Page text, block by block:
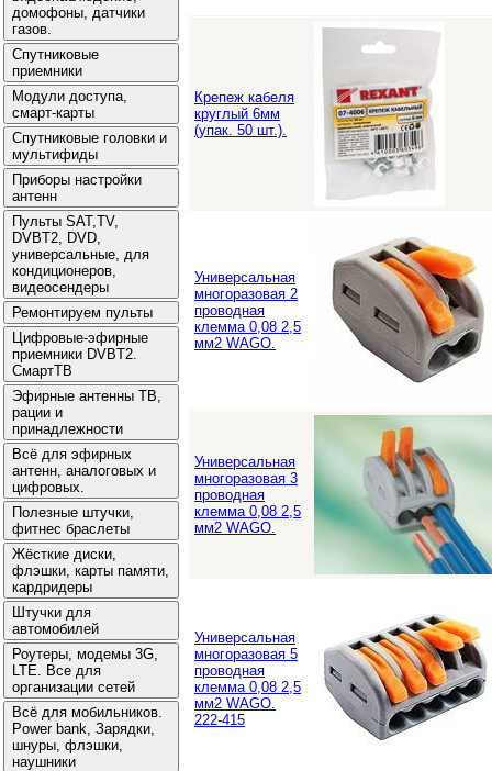
Крепеж кабеля
круглый 6мм
(упак. 50 шт.).
Универсальная
многоразовая 2
проводная
клемма 0,08 2,5
мм2 WAGO.
Универсальная
многоразовая 3
проводная
клемма 0,08 2,5
мм2 WAGO.
Универсальная
многоразовая 5
проводная
клемма 0,08 2,5
мм2 WAGO.
222-415